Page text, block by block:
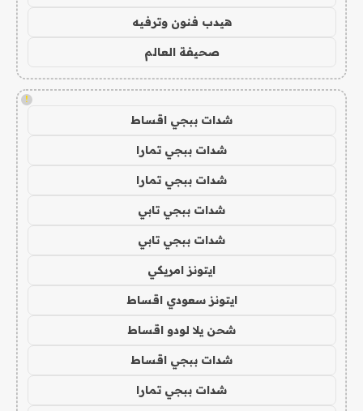
هيدب فنون وترفيه
صحيفة العالم
!
شدات ببجي اقساط
شدات ببجي تمارا
شدات ببجي تمارا
شدات ببجي تابي
شدات ببجي تابي
ايتونز امريكي
ايتونز سعودي اقساط
شحن يلا لودو اقساط
شدات ببجي اقساط
شدات ببجي تمارا